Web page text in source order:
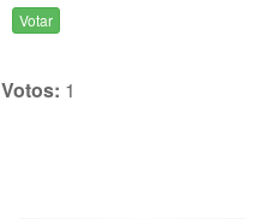
Votos: 1